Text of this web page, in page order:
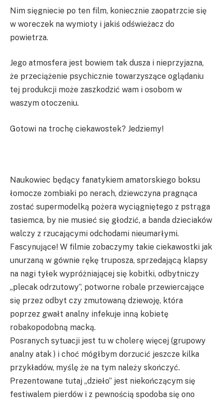
Nim sięgniecie po ten film, koniecznie zaopatrzcie się
w woreczek na wymioty i jakiś odświeżacz do
powietrza.
Jego atmosfera jest bowiem tak dusza i nieprzyjazna,
że przeciążenie psychicznie towarzyszące oglądaniu
tej produkcji może zaszkodzić wam i osobom w
waszym otoczeniu.
Gotowi na trochę ciekawostek? Jedziemy!
Naukowiec będący fanatykiem amatorskiego boksu
łomocze zombiaki po nerach, dziewczyna pragnąca
zostać supermodelką pożera wyciągniętego z pstrąga
tasiemca, by nie musieć się głodzić, a banda dzieciaków
walczy z rzucającymi odchodami nieumarłymi.
Fascynujące! W filmie zobaczymy takie ciekawostki jak
unurzaną w gównie rękę truposza, sprzedającą klapsy
na nagi tyłek wypróżniającej się kobitki, odbytniczy
„plecak odrzutowy”, potworne robale przewiercające
się przez odbyt czy zmutowaną dziewoję, która
poprzez gwałt analny infekuje inną kobietę
robakopodobną macką.
Posranych sytuacji jest tu w cholerę więcej (grupowy
analny atak ) i choć mógłbym dorzucić jeszcze kilka
przykładów, myślę że na tym należy skończyć.
Prezentowane tutaj „dzieło” jest niekończącym się
festiwalem pierdów i z pewnością spodoba się ono